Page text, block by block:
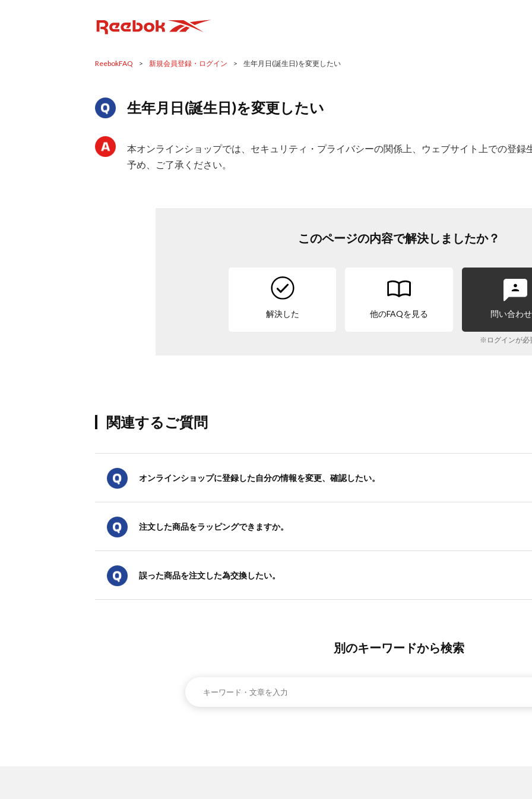
ReebokFAQ > 新規会員登録・ログイン > 生年月日(誕生日)を変更したい
生年月日(誕生日)を変更したい
本オンラインショップでは、セキュリティ・プライバシーの関係上、ウェブサイト上での登録
予め、ご了承ください。
このページの内容で解決しましたか？
解決した 他のFAQを見る 問い合わ
※ログインが必
関連するご質問
オンラインショップに登録した自分の情報を変更、確認したい。
注文した商品をラッピングできますか。
誤った商品を注文した為交換したい。
別のキーワードから検索